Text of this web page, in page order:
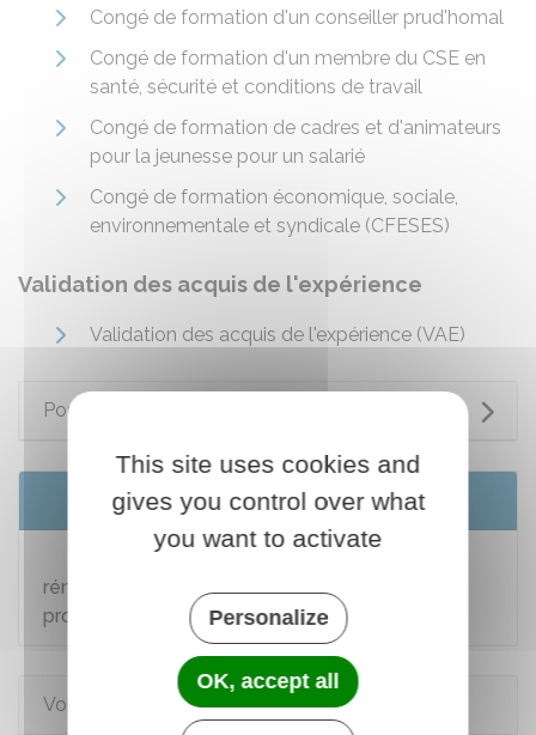
Congé de formation d'un conseiller prud'homal
Congé de formation d'un membre du CSE en
santé, sécurité et conditions de travail
Congé de formation de cadres et d'animateurs
pour la jeunesse pour un salarié
Congé de formation économique, sociale,
environnementale et syndicale (CFESES)
Validation des acquis de l'expérience
Validation des acquis de l'expérience (VAE)
Pour en savoir plus
Services en ligne et formulaires
Demande d'admission au bénéfice des
rémunérations des stagiaires de la formation
professionnelle
Voir aussi
This site uses cookies and
gives you control over what
you want to activate
Personalize
OK, accept all